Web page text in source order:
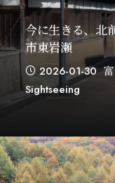
今に生きる、北
市東岩瀬
2026-01-30
Sightseeing